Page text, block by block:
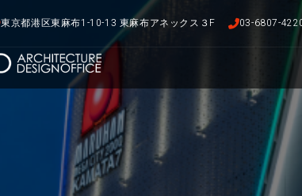
東京都港区東麻布1-10-13 東麻布アネックス３F 03-6807-